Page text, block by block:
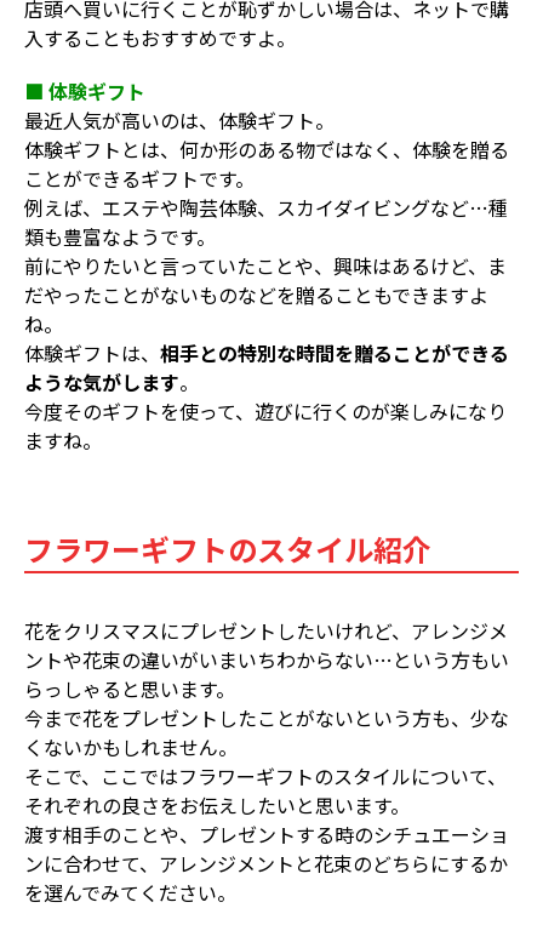
店頭へ買いに行くことが恥ずかしい場合は、ネットで購
入することもおすすめですよ。
■ 体験ギフト
最近人気が高いのは、体験ギフト。
体験ギフトとは、何か形のある物で゙はなく、体験を贈る
ことができるギフトです。
例えば、エステや陶芸体験、スカイダイビングなど…種
類も豊富なようです。
前にやりたいと言っていたことや、興味はあるけど、ま
だやったことがないものなどを贈ることもできますよ
ね。
体験ギフトは、 相手との特別な時間を贈ることができる
ような気がします。
今度そのギフトを使って、遊びに行くのが楽しみになり
ますね。
フラワーギフトのスタイル紹介
花をクリスマスにプレゼントしたいけれど、アレンジメ
ントや花束の違いがいまいちわからない…という方もい
らっしゃると思います。
今まで花をプレゼントしたことがないという方も、少な
くないかもしれません。
そこで、ここではフラワーギフトのスタイルについて、
それぞれの良さをお伝えしたいと思います。
渡す相手のことや、プレゼントする時のシチュエーショ
ンに合わせて、アレンジメントと花束のどちらにするか
を選んでみてください。